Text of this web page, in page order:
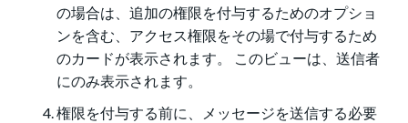
の場合は、追加の権限を付与するためのオプショ
ンを含む、アクセス権限をその場で付与するため
のカードが表示されます。 このビューは、送信者
にのみ表示されます。
権限を付与する前に、メッセージを送信する必要